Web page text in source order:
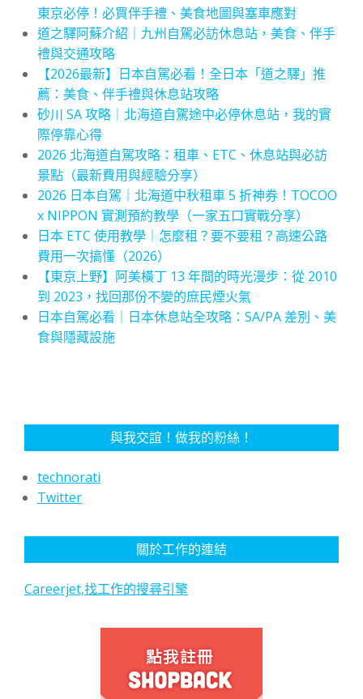
東京必停！必買伴手禮、美食地圖與塞車應對
道之驛阿蘇介紹｜九州自駕必訪休息站，美食、伴手
禮與交通攻略
【2026最新】日本自駕必看！全日本「道之驛」推
薦：美食、伴手禮與休息站攻略
砂川 SA 攻略｜北海道自駕途中必停休息站，我的實
際停靠心得
2026 北海道自駕攻略：租車、ETC、休息站與必訪
景點（最新費用與經驗分享）
2026 日本自駕｜北海道中秋租車 5 折神券！TOCOO
x NIPPON 實測預約教學（一家五口實戰分享）
日本 ETC 使用教學｜怎麼租？要不要租？高速公路
費用一次搞懂（2026）
【東京上野】阿美橫丁 13 年間的時光漫步：從 2010
到 2023，找回那份不變的庶民煙火氣
日本自駕必看｜日本休息站全攻略：SA/PA 差別、美
食與隱藏設施
與我交誼！做我的粉絲！
technorati
Twitter
關於工作的連結
Careerjet,找工作的搜尋引擎